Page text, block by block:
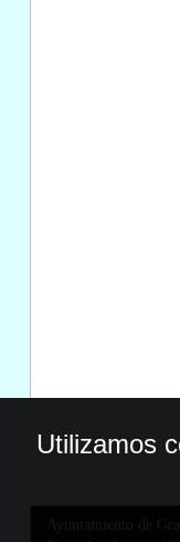
Ayuntamiento de
Utilizamos